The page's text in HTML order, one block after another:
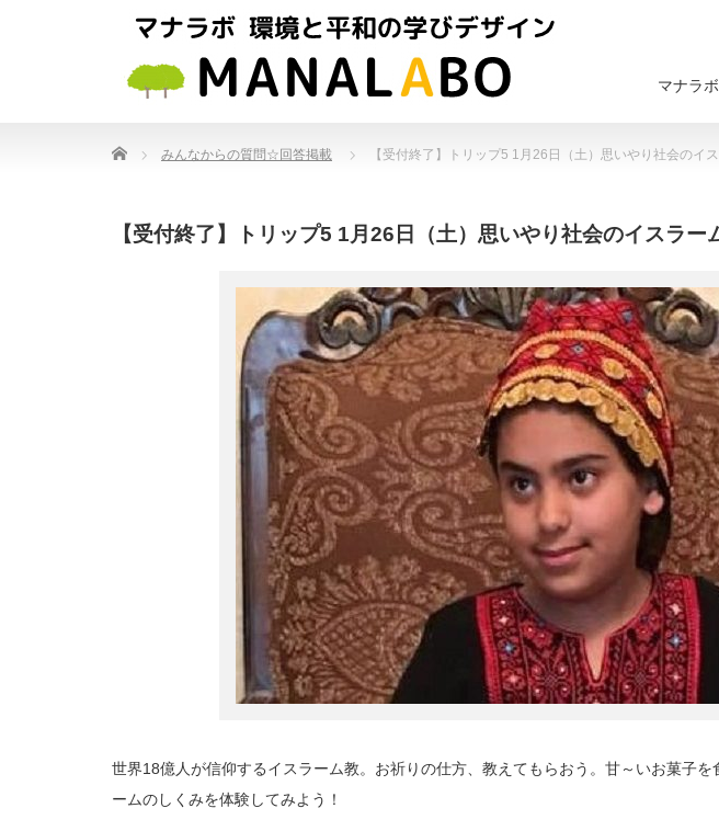
マナラ
Home みんなからの質問☆回答掲載 【受付終了】トリップ5 1月26日（土）思いやり社会のイ
【受付終了】トリップ5 1月26日（土）思いやり社会のイスラー
世界18億人が信仰するイスラーム教。お祈りの仕方、教えてもらおう。甘～いお菓子
ームのしくみを体験してみよう！